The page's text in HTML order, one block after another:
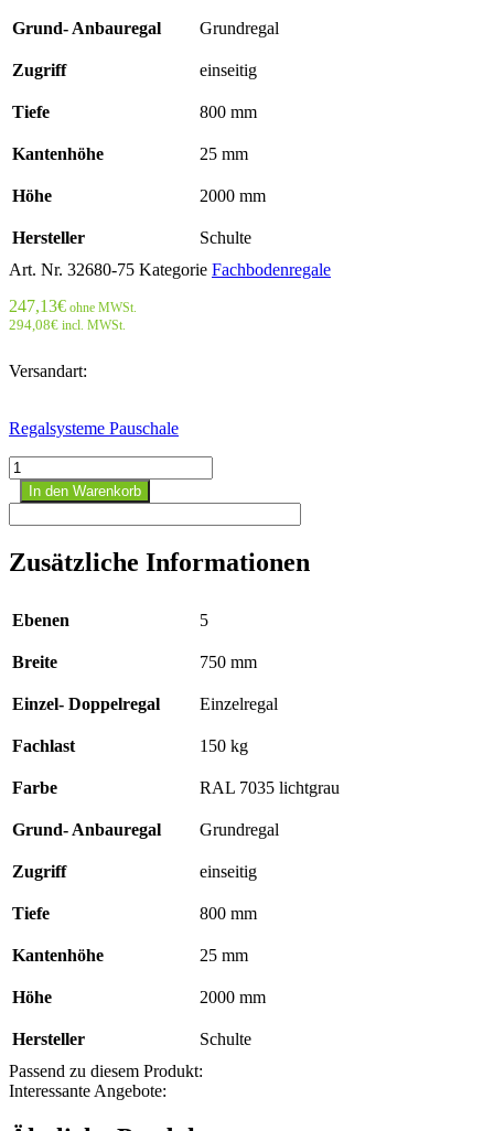
Grund- Anbauregal Grundregal
Zugriff einseitig
Tiefe 800 mm
Kantenhöhe 25 mm
Höhe 2000 mm
Hersteller
Schulte
Art. Nr. 32680-75 Kategorie Fachbodenregale
247,13€ ohne MWSt.
294,08€ incl. MWSt.
Versandart:
Regalsysteme Pauschale
Fachbodenregal
Grundregal
2000
mm
750
800
Typ
kg
7035
einseitig
In den Warenkorb
Zusätzliche Informationen
Ebenen 5
Breite 750 mm
Einzel- Doppelregal Einzelregal
Fachlast 150 kg
Farbe RAL 7035 lichtgrau
Grund- Anbauregal Grundregal
Zugriff einseitig
Tiefe 800 mm
Kantenhöhe 25 mm
Höhe 2000 mm
Hersteller
Schulte
Passend zu diesem Produkt:
Interessante Angebote: